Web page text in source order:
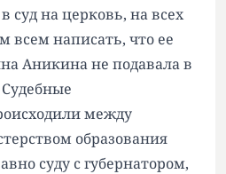
суд на церковь, на всех
всем написать, что ее
Аникина не подавала в
Судебные
между
образования
суду с губернатором,